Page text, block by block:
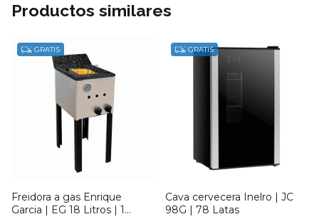
Productos similares
GRATIS
Freidora a gas Enrique
Garcia | EG 18 Litros | 1
GRATIS
Cava cervecera Inelro | JC
98G | 78 Latas